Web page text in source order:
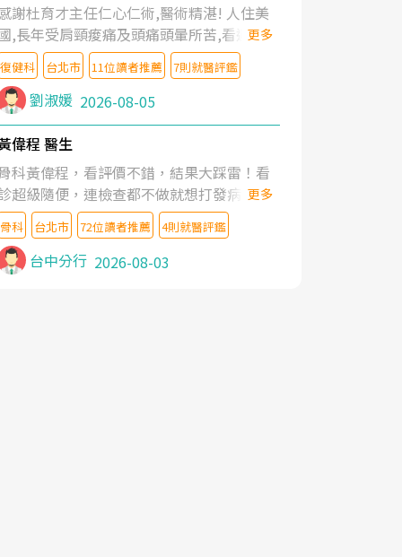
謝杜育才主任仁心仁術,醫術精湛! 人住美
,長年受肩頸痠痛及頭痛頭暈所苦,看遍名醫
授,做了各種檢查,也嘗試過西醫打針,中醫
灸及物理徒手治療都沒有用,後來連吃到嗎
類止痛藥都效果有限,只是壓症狀,沒多久就
起來,多年失眠嚴重影響生活品質. 台灣親
介紹忠孝醫院杜育才主任是頸頭症候群專
,上網搜尋杜主任相關文章新聞跟網路評價
後,下定決心飛回台北找杜醫師診治. 杜主
的乾針跟增生治療真的很厲害,第一次乾針
覺得整個肩頸鬆開,回家特別好睡,經過幾次
療,長年頑疾已經好了大半,杜主任除了打針
厲害,還會一直交代要改善姿勢跟好好做運
更多
復健科 台北市 11位讀者推薦 7則就醫評鑑
劉淑媛 2026-08-05
偉程 醫生
科黃偉程，看評價不錯，結果大踩雷！看
超級隨便，連檢查都不做就想打發病人，
好大的官威 ... 想詢問病情還被陰陽怪氣嘲
一番。可能好評帶來的大頭症，變得自負
尊重病人。醫術也不行，畢竟連檢查都懶
做，治療會有用才怪。大家避雷吧！
更多
骨科 台北市 72位讀者推薦 4則就醫評鑑
台中分行 2026-08-03